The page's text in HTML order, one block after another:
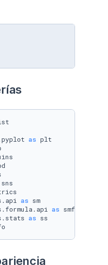
as
as
as
as